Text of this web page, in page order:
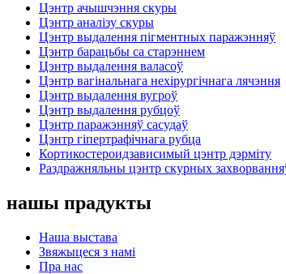
Цэнтр ачышчэння скуры
Цэнтр аналізу скуры
Цэнтр выдалення пігментных паражэнняў
Цэнтр барацьбы са старэннем
Цэнтр выдалення валасоў
Цэнтр вагінальнага нехірургічнага лячэння
Цэнтр выдалення вугроў
Цэнтр выдалення рубцоў
Цэнтр паражэнняў сасудаў
Цэнтр гіпертрафічнага рубца
Кортикостероидзависимый цэнтр дэрміту
Раздражняльны цэнтр скурных
нашы прадукты
Наша выстава
Звяжыцеся з намі
Пра нас